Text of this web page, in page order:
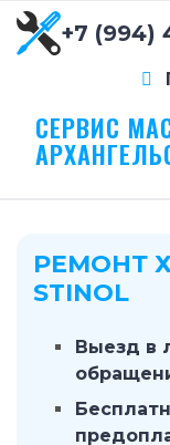
+7 (994)
СЕРВИС
РЕМОНТ
STINOL
Выезд в